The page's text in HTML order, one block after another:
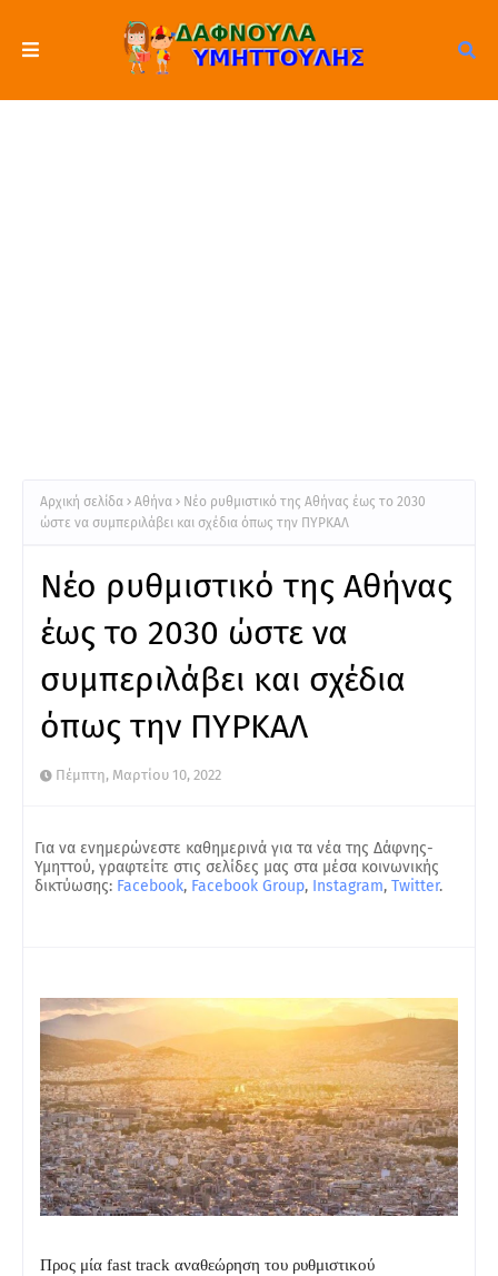
Αρχική σελίδα Αθήνα
Νέο ρυθμιστικό της Αθήνας έως το 2030
ώστε να συμπεριλάβει και σχέδια όπως την ΠΥΡΚΑΛ
Νέο ρυθμιστικό της Αθήνας
έως το 2030 ώστε να
συμπεριλάβει και σχέδια
όπως την ΠΥΡΚΑΛ
Πέμπτη, Μαρτίου 10, 2022
Για να ενημερώνεστε καθημερινά για τα νέα της Δάφνης-
Υμηττού, γραφτείτε στις σελίδες μας στα μέσα κοινωνικής
δικτύωσης: Facebook, Facebook Group, Instagram, Twitter.
Προς μία fast track αναθεώρηση του ρυθμιστικού